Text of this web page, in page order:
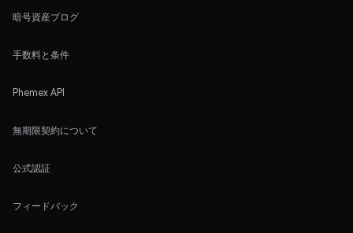
暗号資産ブログ
手数料と条件
Phemex API
無期限契約について
公式認証
フィードバック